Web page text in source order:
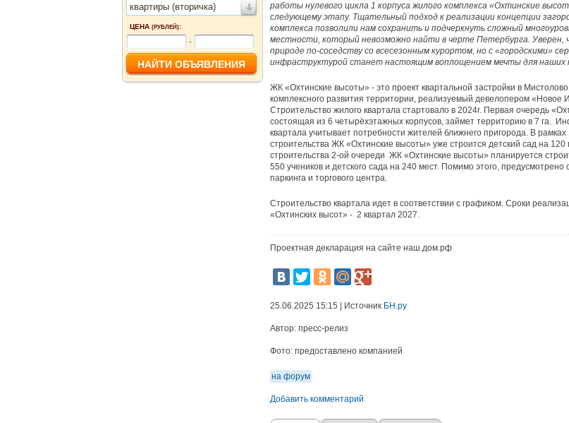
квартиры (вторичка)
ЦЕНА (РУБЛЕЙ):
-
работы нулевого цикла 1 корпуса жилого комплекса «Охтинские
следующему этапу. Тщательный подход к реализации концепции
комплекса позволили нам сохранить и подчеркнуть сложный
местности, который невозможно найти в черте Петербурга. Уверен,
природе по-соседству со всесезонным курортом, но с «городскими»
инфраструктурой станет настоящим воплощением мечты для наших
ЖК «Охтинские высоты» - это проект квартальной застройки в
комплексного развития территории, реализуемый девелопером «Новое
Строительство жилого квартала стартовало в 2024г. Первая очередь
состоящая из 6 четырёхэтажных корпусов, займет территорию в 7 га.
квартала учитывает потребности жителей ближнего пригорода. В
строительства ЖК «Охтинские высоты» уже строится детский сад на 120
строительства 2-ой очереди ЖК «Охтинские высоты» планируется
550 учеников и детского сада на 240 мест. Помимо этого, предусмотрено
паркинга и торгового центра.
Строительство квартала идет в соответствии с графиком. Сроки
«Охтинских высот» - 2 квартал 2027.
Проектная декларация на сайте наш.дом.рф
25.06.2025 15:15 | Источник БН.ру
Автор: пресс-релиз
Фото: предоставлено компанией
на форум
Добавить комментарий